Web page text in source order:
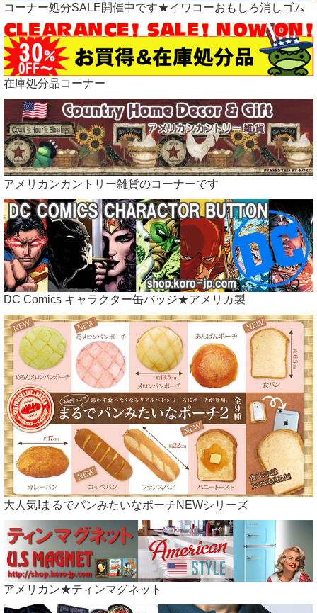
01.05 5日、6日はポイント５倍イベント開催中です。
01.05 明けまして、おめでとうございます。
本年も何卒よろしくお願い申し上げます。
本場USAのアメリカン雑貨やカントリー雑貨をリーズナブルな価
格でご提供できるよう直輸入してます♪
←カントリー雑貨コロボックルランドのバナーです
コーナー処分SALE開催中です★イワコーおもしろ消しゴム
在庫処分品コーナー
アメリカンカントリー雑貨のコーナーです
DC Comics キャラクター缶バッジ★アメリカ製
大人気!まるでパンみたいなポーチNEWシリーズ
アメリカン★ティンマグネット